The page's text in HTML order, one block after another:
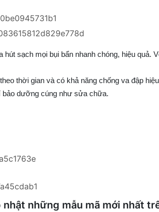
sạch mọi bụi bẩn nhanh chóng, hiệu quả.
thời gian và có khả năng chống va đập
bảo dưỡng cúng như sửa chữa.
những mẫu mã mới nhất